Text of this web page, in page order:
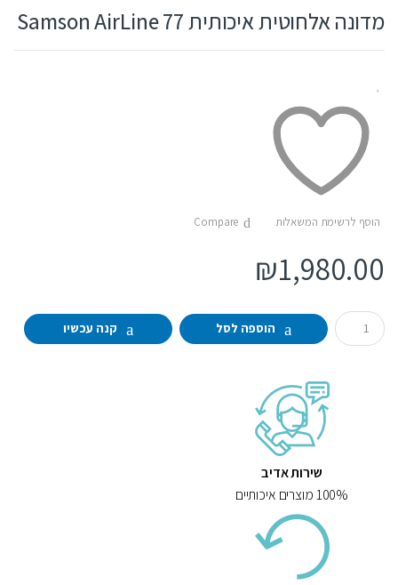
מדונה אלחוטית איכותית Samson AirLine 77
הוסף לרשימת המשאלות Compare
₪1,980.00
Q
u
הוספה לסל קנה עכשיו
שירות אדיב
100% מוצרים איכותיים